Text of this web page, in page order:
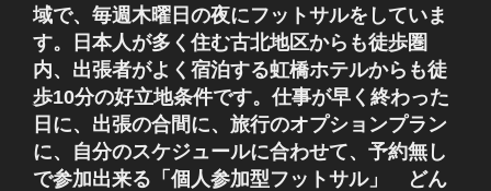
域で、毎週木曜日の夜にフットサルをしていま
す。日本人が多く住む古北地区からも徒歩圏
内、出張者がよく宿泊する虹橋ホテルからも徒
歩10分の好立地条件です。仕事が早く終わった
日に、出張の合間に、旅行のオプションプラン
に、自分のスケジュールに合わせて、予約無し
で参加出来る「個人参加型フットサル」 どん